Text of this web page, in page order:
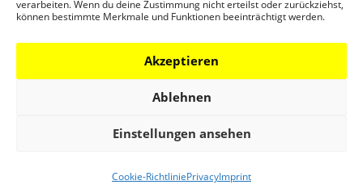
verarbeiten. Wenn du deine Zustimmung nicht erteilst oder zurückziehst,
können bestimmte Merkmale und Funktionen beeinträchtigt werden.
Akzeptieren
Ablehnen
Einstellungen ansehen
Cookie-RichtliniePrivacyImprint
DAM Digital Collection